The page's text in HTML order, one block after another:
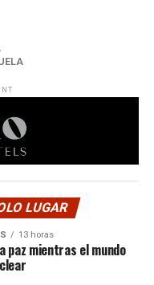
LUGAR
13 horas
paz mientras el mundo